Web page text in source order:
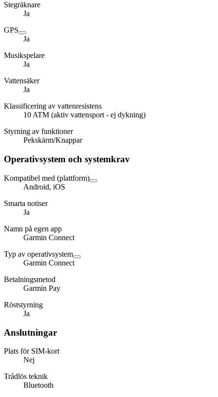
Stegräknare
Ja
GPS
Ja
Musikspelare
Ja
Vattensäker
Ja
Klassificering av vattenresistens
10 ATM (aktiv vattensport - ej dykning)
Styrning av funktioner
Pekskärm/Knappar
Operativsystem och systemkrav
Kompatibel med (plattform)
Android, iOS
Smarta notiser
Ja
Namn på egen app
Garmin Connect
Typ av operativsystem
Garmin Connect
Betalningsmetod
Garmin Pay
Röststyrning
Ja
Anslutningar
Plats för SIM-kort
Nej
Trådlös teknik
Bluetooth